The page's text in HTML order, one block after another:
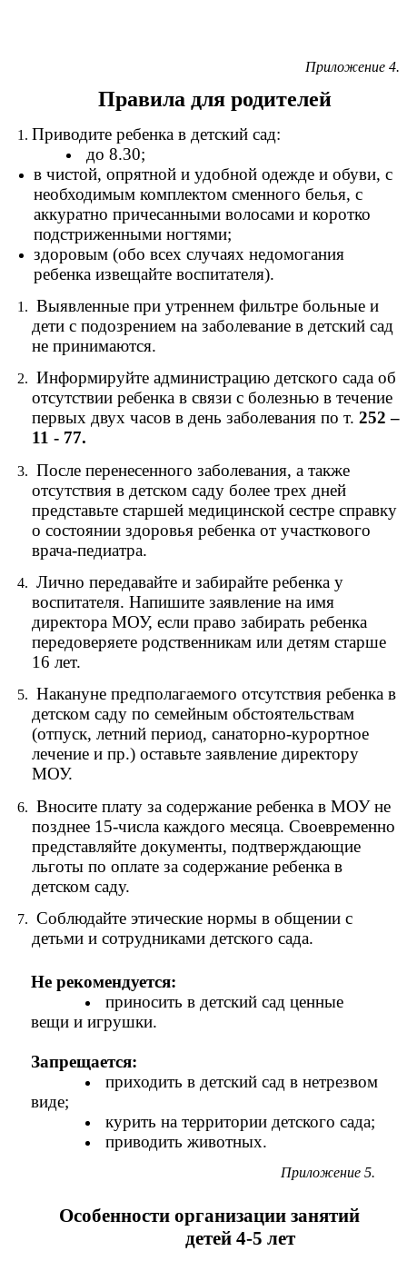
Приложение 4.
Правила для родителей
Приводите ребенка в детский сад:
до 8.30;
в чистой, опрятной и удобной одежде и обуви, с
необходимым комплектом сменного белья, с
аккуратно причесанными волосами и коротко
подстриженными ногтями;
здоровым (обо всех случаях недомогания
ребенка извещайте воспитателя).
Выявленные при утреннем фильтре больные и
дети с подозрением на заболевание в детский сад
не принимаются.
Информируйте администрацию детского сада об
отсутствии ребенка в связи с болезнью в течение
первых двух часов в день заболевания по т. 252 –
11 - 77.
После перенесенного заболевания, а также
отсутствия в детском саду более трех дней
представьте старшей медицинской сестре справку
о состоянии здоровья ребенка от участкового
врача-педиатра.
Лично передавайте и забирайте ребенка у
воспитателя. Hапишите заявление на имя
директора МОУ, если право забирать ребенка
передоверяете родственникам или детям старше
16 лет.
Накануне предполагаемого отсутствия ребенка в
детском саду по семейным обстоятельствам
(отпуск, летний период, санаторно-курортное
лечение и пр.) оставьте заявление директору
МОУ.
Вносите плату за содержание ребенка в МОУ не
позднее 15-числа каждого месяца. Своевременно
представляйте документы, подтверждающие
льготы по оплате за содержание ребенка в
детском саду.
Соблюдайте этические нормы в общении с
детьми и сотрудниками детского сада.
Не рекомендуется:
приносить в детский сад ценные
вещи и игрушки.
Запрещается:
приходить в детский сад в нетрезвом
виде;
курить на территории детского сада;
приводить животных.
Приложение 5.
Особенности организации занятий
детей 4-5 лет